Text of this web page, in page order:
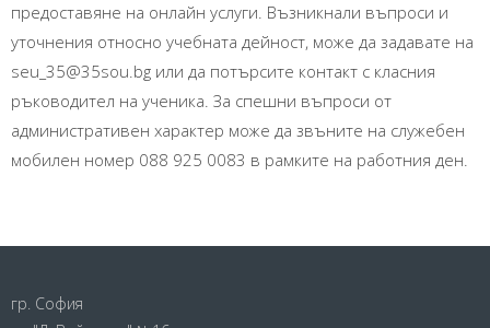
предоставяне на онлайн услуги. Възникнали въпроси и
уточнения относно учебната дейност, може да задавате на
seu_35@35sou.bg или да потърсите контакт с класния
ръководител на ученика. За спешни въпроси от
административен характер може да звъните на служебен
мобилен номер 088 925 0083 в рамките на работния ден.
гр. София